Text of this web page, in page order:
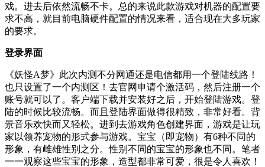
戏。进去后依然流畅不卡。总的来说此款游戏对机器的配置要
求不高，就目前电脑硬件配置的情况来看，适合现在大多玩家
的要求。
登录界面
《妖怪A梦》此次内测不分网通还是电信都用一个登陆线路！
也只设置了一个内测区！去官网申请个激活码，然后注册一个
账号就可以了。客户端下载并安装好之后，开始登陆游戏。登
陆的时候比较流畅。而且登陆界面做得很精致，非常好看。背
景音乐欢快而又轻松。进到去游戏角色创建界面，游戏是让玩
家以领养宠物的形式参与游戏。宝宝（即宠物）有6种不同的
形象，有雌雄性别之分。性别不同的宝宝的形象也不同。笔者
一一观察这些宝宝的形象，造型都非常可爱，很是令人喜欢！